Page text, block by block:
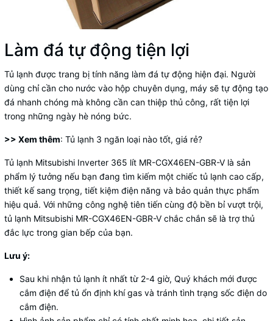
Làm đá tự động tiện lợi
Tủ lạnh được trang bị tính năng làm đá tự động hiện đại. Người
dùng chỉ cần cho nước vào hộp chuyên dụng, máy sẽ tự động tạo
đá nhanh chóng mà không cần can thiệp thủ công, rất tiện lợi
trong những ngày hè nóng bức.
>> Xem thêm: Tủ lạnh 3 ngăn loại nào tốt, giá rẻ?
Tủ lạnh Mitsubishi Inverter 365 lít MR-CGX46EN-GBR-V là sản
phẩm lý tưởng nếu bạn đang tìm kiếm một chiếc tủ lạnh cao cấp,
thiết kế sang trọng, tiết kiệm điện năng và bảo quản thực phẩm
hiệu quả. Với những công nghệ tiên tiến cùng độ bền bỉ vượt trội,
tủ lạnh Mitsubishi MR-CGX46EN-GBR-V chắc chắn sẽ là trợ thủ
đắc lực trong gian bếp của bạn.
Lưu ý:
Sau khi nhận tủ lạnh ít nhất từ 2-4 giờ, Quý khách mới được
cắm điện để tủ ổn định khí gas và tránh tình trạng sốc điện do
cắm điện.